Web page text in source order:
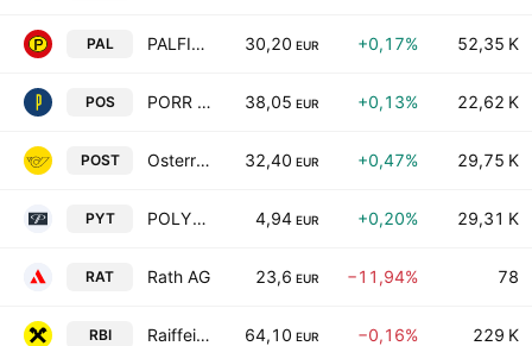
PAL PALFINGER AG 30,20 EUR +0,17% 52,35 K
POS PORR AG 38,05 EUR +0,13% 22,62 K
POST Osterreichische Post AG 32,40 EUR +0,47% 29,75 K
PYT POLYTEC HOLDING AG 4,94 EUR +0,20% 29,31 K
RAT Rath AG 23,6 EUR −11,94% 78
RBI Raiffeisen Bank International AG 64,10 EUR −0,16% 229 K